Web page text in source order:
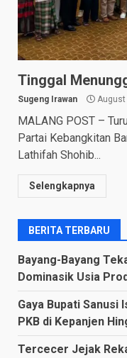
Tinggal
Sugeng Irawan August
MALANG POST –
Partai Kebangkitan
Lathifah Shohib...
Selengkapnya
BERITA TERBARU
Bayang-Bayang
Dominasik Usia
Gaya Bupati Sanusi
PKB di Kepanjen
Tercecer Jejak